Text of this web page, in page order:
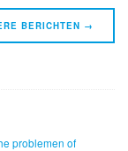
BERICHTEN →
problemen of